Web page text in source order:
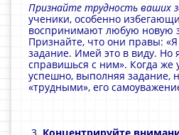
Признайте трудность ваших
ученики, особенно
воспринимают любую новую
Признайте, что они правы:
задание. Имей это в виду. Но
справишься с ним». Когда же
успешно, выполняя задание,
«трудными», его